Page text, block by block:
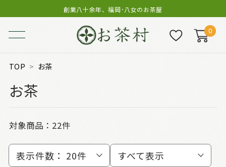
創業八十余年、福岡･八女のお茶屋
0
TOP お茶
お茶
対象商品： 22件
表示件数： 20件
すべて表示